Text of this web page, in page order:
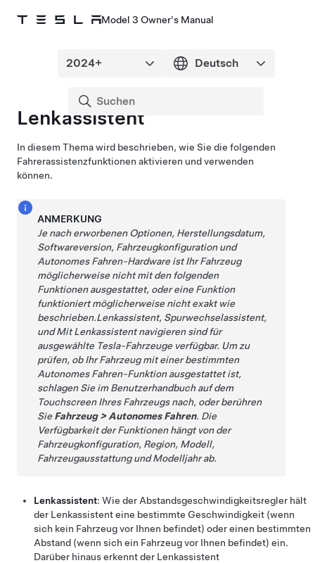
Model 3 Owner's Manual
Lenkassistent
In diesem Thema wird beschrieben, wie Sie die folgenden
Fahrerassistenzfunktionen aktivieren und verwenden
können.
ANMERKUNG
Je nach erworbenen Optionen, Herstellungsdatum,
Softwareversion, Fahrzeugkonfiguration und
Autonomes Fahren-Hardware ist Ihr Fahrzeug
möglicherweise nicht mit den folgenden
Funktionen ausgestattet, oder eine Funktion
funktioniert möglicherweise nicht exakt wie
beschrieben.Lenkassistent, Spurwechselassistent,
undMit Lenkassistent navigierensind für
ausgewählte Tesla-Fahrzeuge verfügbar. Um zu
prüfen, ob Ihr Fahrzeug mit einer bestimmten
Autonomes Fahren-Funktion ausgestattet ist,
schlagen Sie im Benutzerhandbuch auf dem
Touchscreen Ihres Fahrzeugs nach, oder berühren
SieFahrzeug>Autonomes Fahren. Die
Verfügbarkeit der Funktionen hängt von der
Fahrzeugkonfiguration, Region, Modell,
Fahrzeugausstattung und Modelljahr ab.
Lenkassistent: Wie der Abstandsgeschwindigkeitsregler hält
der Lenkassistenteine bestimmte Geschwindigkeit (wenn
sich kein Fahrzeug vor Ihnen befindet) oder einen bestimmten
Abstand (wenn sich ein Fahrzeug vor Ihnen befindet) ein.
Darüber hinaus erkennt der Lenkassistent